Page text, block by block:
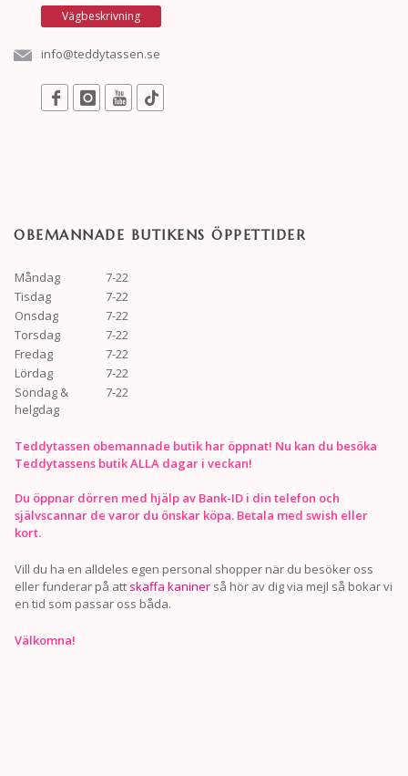
Vägbeskrivning
info@teddytassen.se
OBEMANNADE BUTIKENS ÖPPETTIDER
Måndag
7-22
Tisdag
7-22
Onsdag
7-22
Torsdag
7-22
Fredag
7-22
Lördag
7-22
Söndag &
helgdag
7-22
Teddytassen obemannade butik har öppnat! Nu kan du besöka
Teddytassens butik ALLA dagar i veckan!
Du öppnar dörren med hjälp av Bank-ID i din telefon och
självscannar de varor du önskar köpa. Betala med swish eller
kort.
Vill du ha en alldeles egen personal shopper när du besöker oss
eller funderar på att skaffa kaniner så hör av dig via mejl så bokar vi
en tid som passar oss båda.
Välkomna!